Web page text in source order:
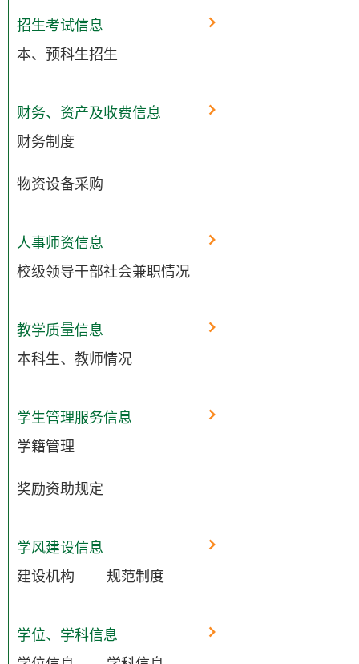
招生考试信息
本、预科生招生
财务、资产及收费信息
财务制度
物资设备采购
人事师资信息
校级领导干部社会兼职情况
教学质量信息
本科生、教师情况
学生管理服务信息
学籍管理
奖励资助规定
学风建设信息
建设机构
规范制度
学位、学科信息